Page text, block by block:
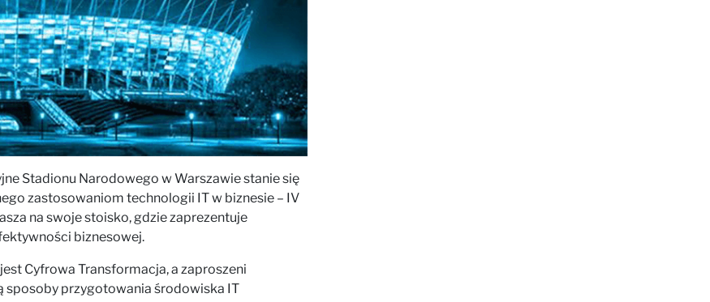
Stadionu Narodowego w Warszawie stanie się
zastosowaniom technologii IT w biznesie – IV
na swoje stoisko, gdzie zaprezentuje
biznesowej.
Cyfrowa Transformacja, a zaproszeni
sposoby przygotowania środowiska IT